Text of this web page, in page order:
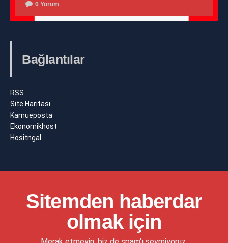
0 Yorum
Bağlantılar
RSS
Site Haritası
Kamueposta
Ekonomikhost
Hositngal
Sitemden haberdar
olmak için